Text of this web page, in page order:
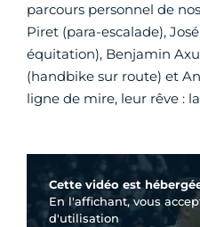
parcours personnel de
Piret (para-escalade),
équitation), Benjamin
(handbike sur route) et
ligne de mire, leur rêve :
Vidéo Youtube
Cette vidéo est
En l'affichant, vous
d'utilisation